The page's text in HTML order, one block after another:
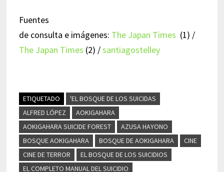
Fuentes
de consulta e imágenes: The Japan Times (1) /
The Japan Times (2) /santiagostelley
ETIQUETADO
'EL BOSQUE DE LOS SUICIDAS
ALFRED LÓPEZ
AOKIGAHARA
AOKIGAHARA SUICIDE FOREST
AZUSA HAYONO
BOSQUE AOKIGAHARA
BOSQUE DE AOKIGAHARA
CINE
CINE DE TERROR
EL BOSQUE DE LOS SUICIDIOS
EL COMPLETO MANUAL DEL SUICIDIO